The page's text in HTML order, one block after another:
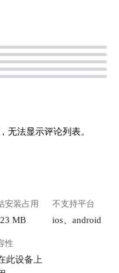
无法显示评论列表。
安装占用
MB
不支持平台
ios、android
性
此设备上